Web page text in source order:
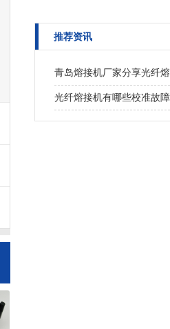
推荐资讯
青岛熔接机厂家分享光纤
光纤熔接机有哪些校准故障